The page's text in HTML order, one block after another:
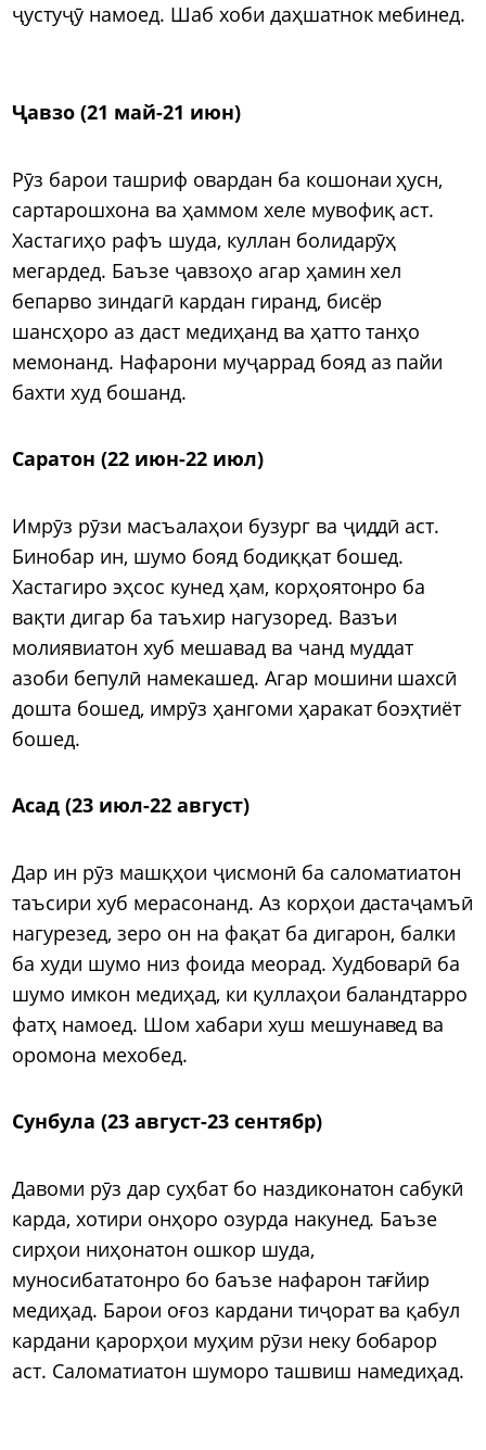
ҷустуҷӯ намоед. Шаб хоби даҳшатнок мебинед.
Ҷавзо (21 май-21 июн)
Рӯз барои ташриф овардан ба кошонаи ҳусн,
сартарошхона ва ҳаммом хеле мувофиқ аст.
Хастагиҳо рафъ шуда, куллан болидарӯҳ
мегардед. Баъзе ҷавзоҳо агар ҳамин хел
бепарво зиндагӣ кардан гиранд, бисёр
шансҳоро аз даст медиҳанд ва ҳатто танҳо
мемонанд. Нафарони муҷаррад бояд аз пайи
бахти худ бошанд.
Саратон (22 июн-22 июл)
Имрӯз рӯзи масъалаҳои бузург ва ҷиддӣ аст.
Бинобар ин, шумо бояд бодиққат бошед.
Хастагиро эҳсос кунед ҳам, корҳоятонро ба
вақти дигар ба таъхир нагузоред. Вазъи
молиявиатон хуб мешавад ва чанд муддат
азоби бепулӣ намекашед. Агар мошини шахсӣ
дошта бошед, имрӯз ҳангоми ҳаракат боэҳтиёт
бошед.
Асад (23 июл-22 август)
Дар ин рӯз машқҳои ҷисмонӣ ба саломатиатон
таъсири хуб мерасонанд. Аз корҳои дастаҷамъӣ
нагурезед, зеро он на фақат ба дигарон, балки
ба худи шумо низ фоида меорад. Худбоварӣ ба
шумо имкон медиҳад, ки қуллаҳои баландтарро
фатҳ намоед. Шом хабари хуш мешунавед ва
оромона мехобед.
Сунбула (23 август-23 сентябр)
Давоми рӯз дар суҳбат бо наздиконатон сабукӣ
карда, хотири онҳоро озурда накунед. Баъзе
сирҳои ниҳонатон ошкор шуда,
муносибататонро бо баъзе нафарон тағйир
медиҳад. Барои оғоз кардани тиҷорат ва қабул
кардани қарорҳои муҳим рӯзи неку бобарор
аст. Саломатиатон шуморо ташвиш намедиҳад.